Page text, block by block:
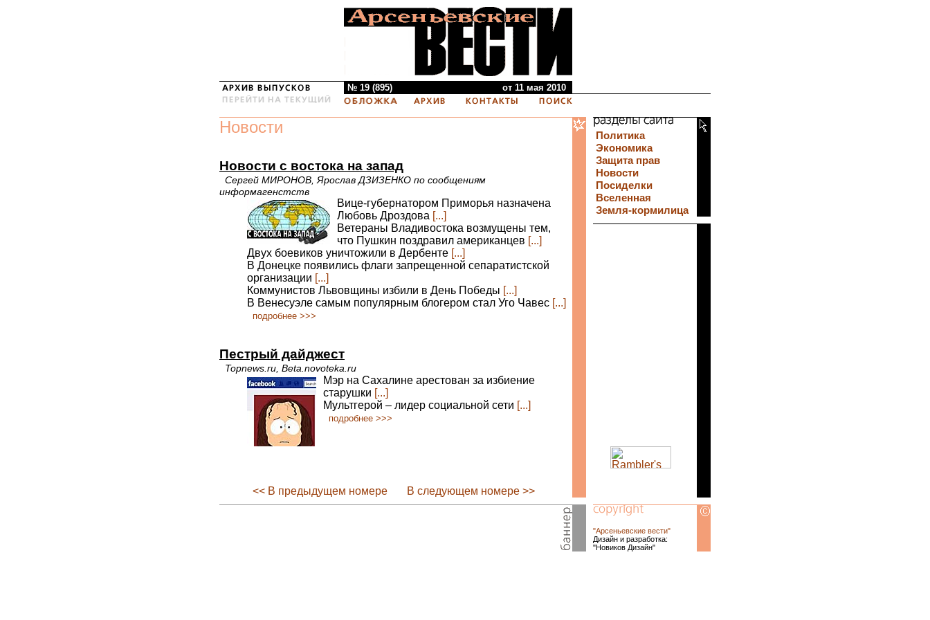
№ 19 (895) от 11 мая 2010
Новости
Новости с востока на запад
Сергей МИРОНОВ, Ярослав ДЗИЗЕНКО по сообщениям
информагенстств
Вице-губернатором Приморья назначена
Любовь Дроздова [...]
Ветераны Владивостока возмущены тем,
что Пушкин поздравил американцев [...]
Двух боевиков уничтожили в Дербенте [...]
В Донецке появились флаги запрещенной сепаратистской
организации [...]
Коммунистов Львовщины избили в День Победы [...]
В Венесуэле самым популярным блогером стал Уго Чавес [...]
подробнее >>>
Пестрый дайджест
Topnews.ru, Beta.novoteka.ru
Мэр на Сахалине арестован за избиение
старушки [...]
Мультгерой – лидер социальной сети [...]
подробнее >>>
<< В предыдущем номере В следующем номере >>
Политика
Экономика
Защита прав
Новости
Посиделки
Вселенная
Земля-кормилица
"Арсеньевские вести"
Дизайн и разработка:
"Новиков Дизайн"